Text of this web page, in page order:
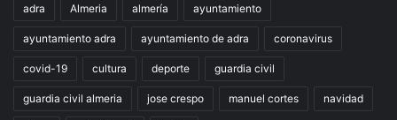
adra Almeria almería ayuntamiento
ayuntamiento adra ayuntamiento de adra coronavirus
covid-19 cultura deporte guardia civil
guardia civil almeria jose crespo manuel cortes navidad